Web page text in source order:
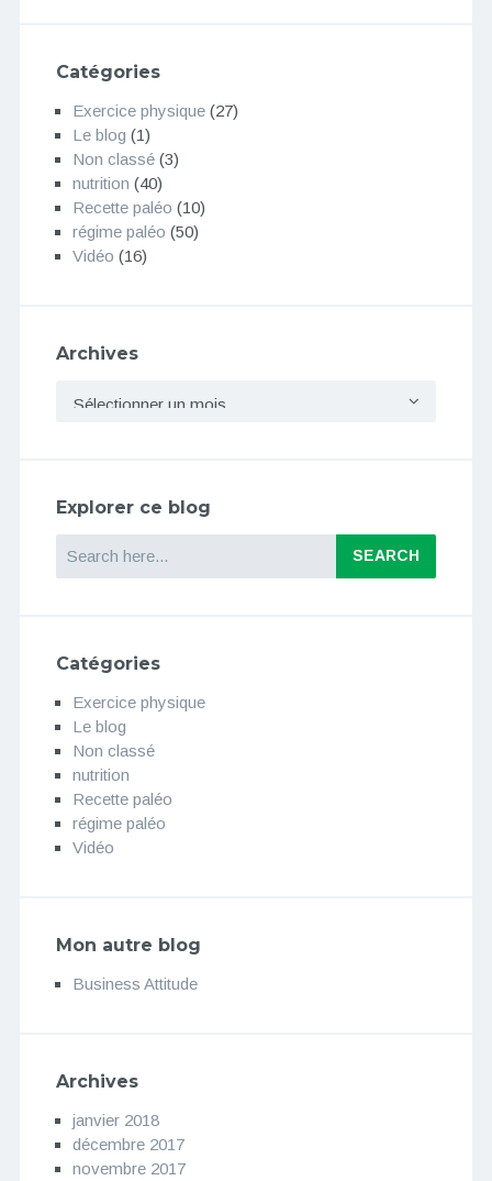
Catégories
Exercice physique(27)
Le blog (1)
Non classé(3)
nutrition (40)
Recette paléo (10)
régime paléo (50)
Vidéo (16)
Archives
Explorer ce blog
Catégories
Exercice physique
Le blog
Non classé
nutrition
Recette paléo
régime paléo
Vidéo
Mon autre blog
Business Attitude
Archives
janvier 2018
décembre 2017
novembre 2017